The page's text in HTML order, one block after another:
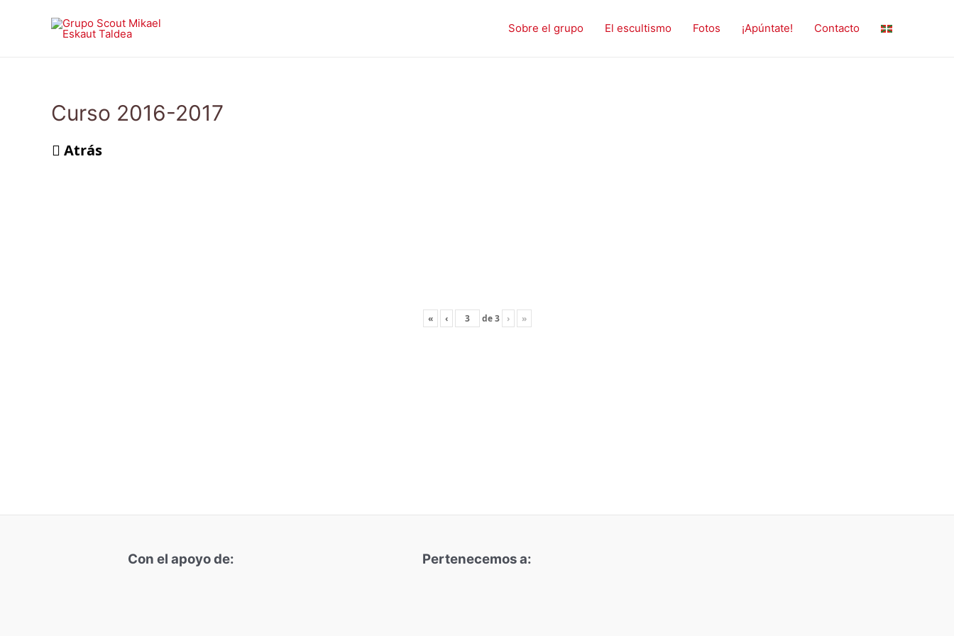
Sobre el grupo El escultismo Fotos ¡Apúntate! Contacto
Curso 2016-2017
Atrás
« ‹ de3 › »
Con el apoyo de: Pertenecemos a: